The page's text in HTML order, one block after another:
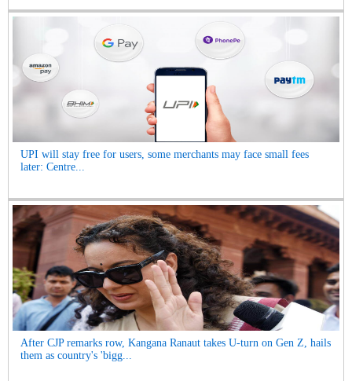
UPI will stay free for users, some merchants may face small fees
later: Centre...
After CJP remarks row, Kangana Ranaut takes U-turn on Gen Z, hails
them as country's 'bigg...